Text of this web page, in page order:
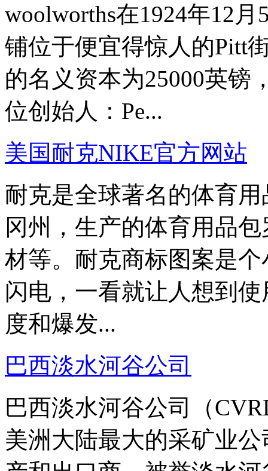
woolworths在1924年12
铺位于便宜得惊人的Pitt
的名义资本为25000英镑
位创始人：Pe...
美国耐克NIKE官方网站
耐克是全球著名的体育
冈州，生产的体育用品
材等。耐克商标图案是
闪电，一看就让人想到
度和爆发...
巴西淡水河谷公司
巴西淡水河谷公司（
美洲大陆最大的采矿业